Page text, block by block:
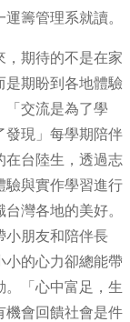
籌管理系就讀。
，期待的不是在家
是期盼到各地體驗
「交流是為了學
發現」每學期陪伴
在台陸生，透過志
驗與實作學習進行
灣各地的美好。
小朋友和陪伴長
小的心力卻總能帶
。「心中富足，生
機會回饋社會是件